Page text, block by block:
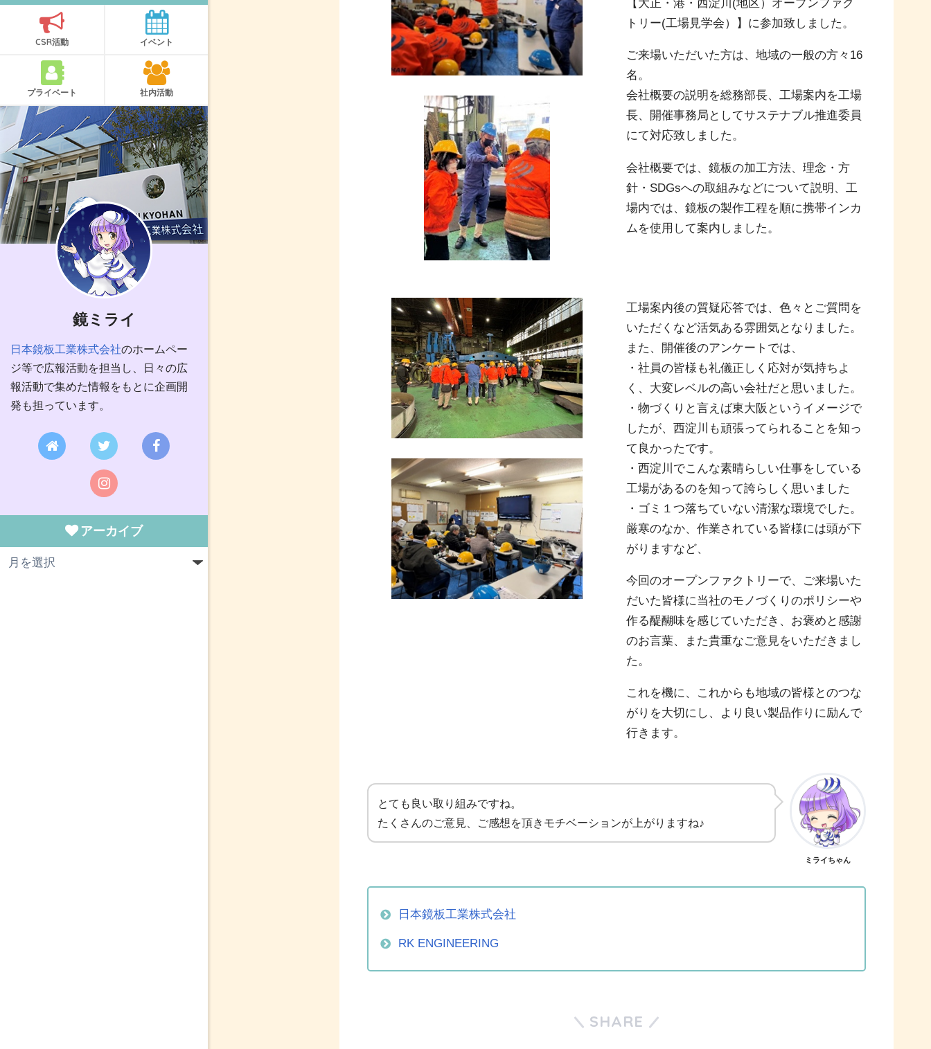
CSR活動 イベント
プライベート 社内活動
鏡ミライ
日本鏡板工業株式会社のホームペー
ジ等で広報活動を担当し、日々の広
報活動で集めた情報をもとに企画開
発も担っています。
アーカイブ
【大正・港・西淀川(地区）オープンファク
トリー(工場見学会）】に参加致しました。
ご来場いただいた方は、地域の一般の方々16
名。
会社概要の説明を総務部長、工場案内を工場
長、開催事務局としてサステナブル推進委員
にて対応致しました。
会社概要では、鏡板の加工方法、理念・方
針・SDGsへの取組みなどについて説明、工
場内では、鏡板の製作工程を順に携帯インカ
ムを使用して案内しました。
工場案内後の質疑応答では、色々とご質問を
いただくなど活気ある雰囲気となりました。
また、開催後のアンケートでは、
・社員の皆様も礼儀正しく応対が気持ちよ
く、大変レベルの高い会社だと思いました。
・物づくりと言えば東大阪というイメージで
したが、西淀川も頑張ってられることを知っ
て良かったです。
・西淀川でこんな素晴らしい仕事をしている
工場があるのを知って誇らしく思いました
・ゴミ１つ落ちていない清潔な環境でした。
厳寒のなか、作業されている皆様には頭が下
がりますなど、
今回のオープンファクトリーで、ご来場いた
だいた皆様に当社のモノづくりのポリシーや
作る醍醐味を感じていただき、お褒めと感謝
のお言葉、また貴重なご意見をいただきまし
た。
これを機に、これからも地域の皆様とのつな
がりを大切にし、より良い製品作りに励んで
行きます。
とても良い取り組みですね。
たくさんのご意見、ご感想を頂きモチベーションが上がりますね♪
ミライちゃん
日本鏡板工業株式会社
RK ENGINEERING
SHARE